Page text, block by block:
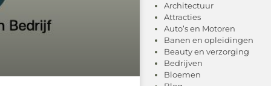
Architectuur
Attracties
Auto’s en Motoren
Banen en opleidingen
Beauty en verzorging
Bedrijven
Bloemen